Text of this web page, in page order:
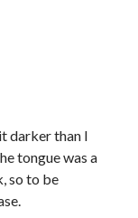
darker than I
tongue was a
so to be